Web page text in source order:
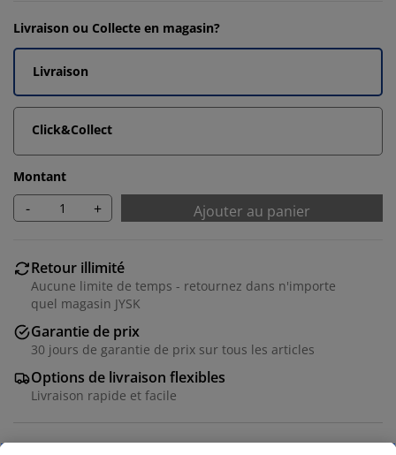
Livraison ou Collecte en magasin?
Livraison
Click&Collect
Montant
- + Ajouter au panier
Retour illimité
Aucune limite de temps - retournez dans n'importe
quel magasin JYSK
Garantie de prix
30 jours de garantie de prix sur tous les articles
Options de livraison flexibles
Livraison rapide et facile